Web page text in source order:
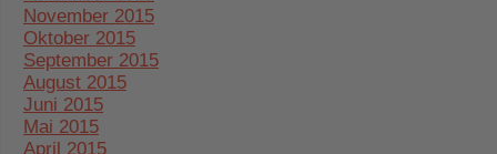
November 2015
Oktober 2015
September 2015
August 2015
Juni 2015
Mai 2015
April 2015